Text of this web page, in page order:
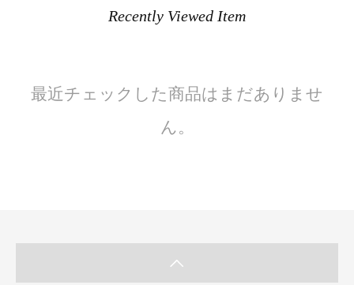
Recently Viewed Item
最近チェックした商品はまだありませ
ん。